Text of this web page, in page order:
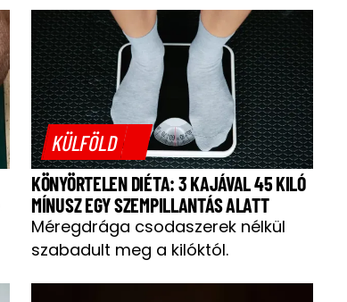
KÜLFÖLD
KÖNYÖRTELEN DIÉTA: 3 KAJÁVAL 45 KILÓ
MÍNUSZ EGY SZEMPILLANTÁS ALATT
Méregdrága csodaszerek nélkül
szabadult meg a kilóktól.